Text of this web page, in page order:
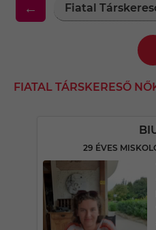
← Fiatal
FIATAL TÁRSKERESŐ
29 ÉVES